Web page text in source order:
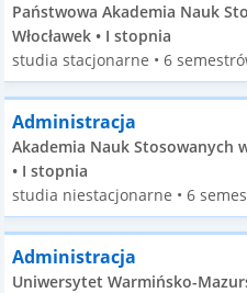
Państwowa Akademia Nauk
Włocławek • I stopnia
studia stacjonarne • 6
Administracja
Akademia Nauk Stosowanych
• I stopnia
studia niestacjonarne • 6
Administracja
Uniwersytet Warmińsko-